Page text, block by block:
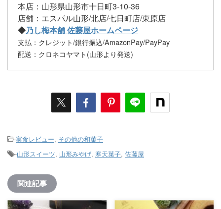
本店：山形県山形市十日町3-10-36
店舗：エスパル山形/北店/七日町店/東原店
◆乃し梅本舗 佐藤屋ホームページ
支払：クレジット/銀行振込/AmazonPay/PayPay
配送：クロネコヤマト(山形より発送)
-実食レビュー, その他の和菓子
-山形スイーツ, 山形みやげ, 寒天菓子, 佐藤屋
関連記事